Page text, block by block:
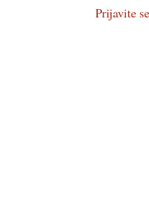
Prijavite